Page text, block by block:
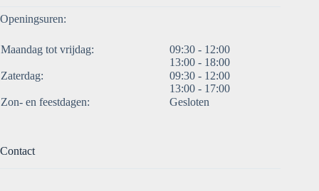
Openingsuren:
Maandag tot vrijdag:
09:30 - 12:00
13:00 - 18:00
Zaterdag:
09:30 - 12:00
13:00 - 17:00
Zon- en feestdagen:
Gesloten
Contact